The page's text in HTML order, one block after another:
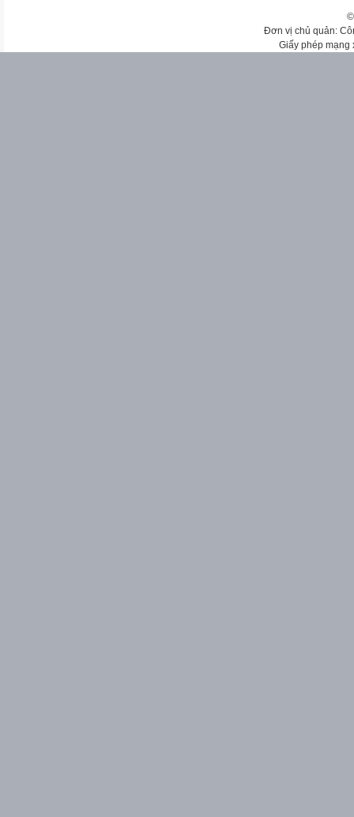
Đơn vị chủ quản:
Giấy phép mạng